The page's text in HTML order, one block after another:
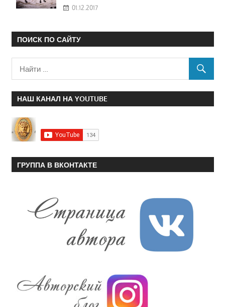
01.12.2017
ПОИСК ПО САЙТУ
НАШ КАНАЛ НА YOUTUBE
ГРУППА В ВКОНТАКТЕ